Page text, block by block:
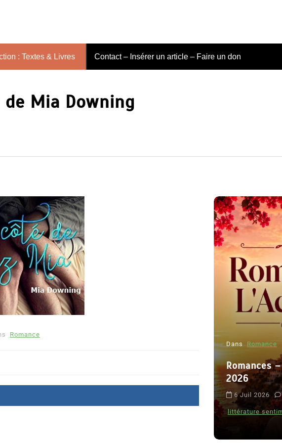
: Textes & Livres Contact – Insérer un article – Faire un don
Mia Downing
Romance
de Clara Delcourt
Dans Romance
Romances
2026
6 Juil 2026
littérature